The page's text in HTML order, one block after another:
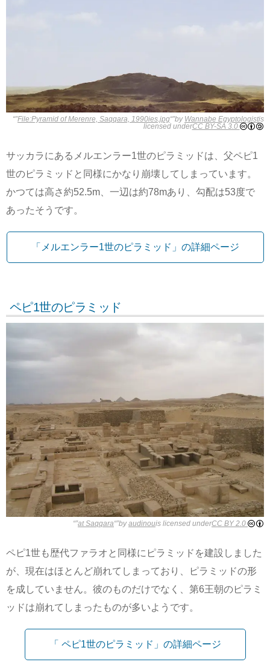
“”File:Pyramid of Merenre, Saqqara, 1990ies.jpg“”by Wannabe Egyptologistis
licensed underCC BY-SA 3.0
サッカラにあるメルエンラー1世のピラミッドは、父ペピ1
世のピラミッドと同様にかなり崩壊してしまっています。
かつては高さ約52.5m、一辺は約78mあり、勾配は53度で
あったそうです。
「メルエンラー1世のピラミッド」の詳細ページ
ペピ1世のピラミッド
“”at Saqqara“”byaudinouis licensed underCC BY 2.0
ペピ1世も歴代ファラオと同様にピラミッドを建設しました
が、現在はほとんど崩れてしまっており、ピラミッドの形
を成していません。彼のものだけでなく、第6王朝のピラミ
ッドは崩れてしまったものが多いようです。
「 ペピ1世のピラミッド」の詳細ページ